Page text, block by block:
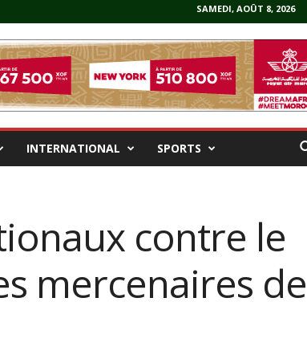
SAMEDI, AOÛT 8, 2026
INTERNATIONAL SPORTS
contre le
mercenaires de